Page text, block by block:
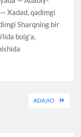
Xadad, qadimgi
Sharqning bir
bolg’a,
ADAJIO